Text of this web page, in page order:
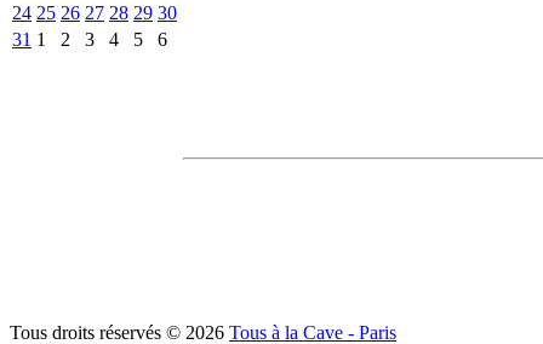
24 25 26 27 28 29 30
31 1 2 3 4 5 6
Tous droits réservés © 2026 Tous à la Cave - Paris